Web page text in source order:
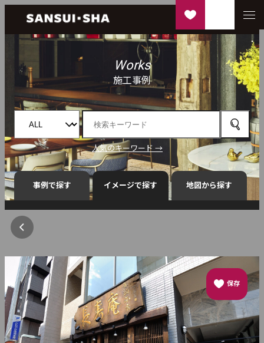
Works
施工事例
人気のキーワード →
事例で探す イメージで探す 地図から探す
保存